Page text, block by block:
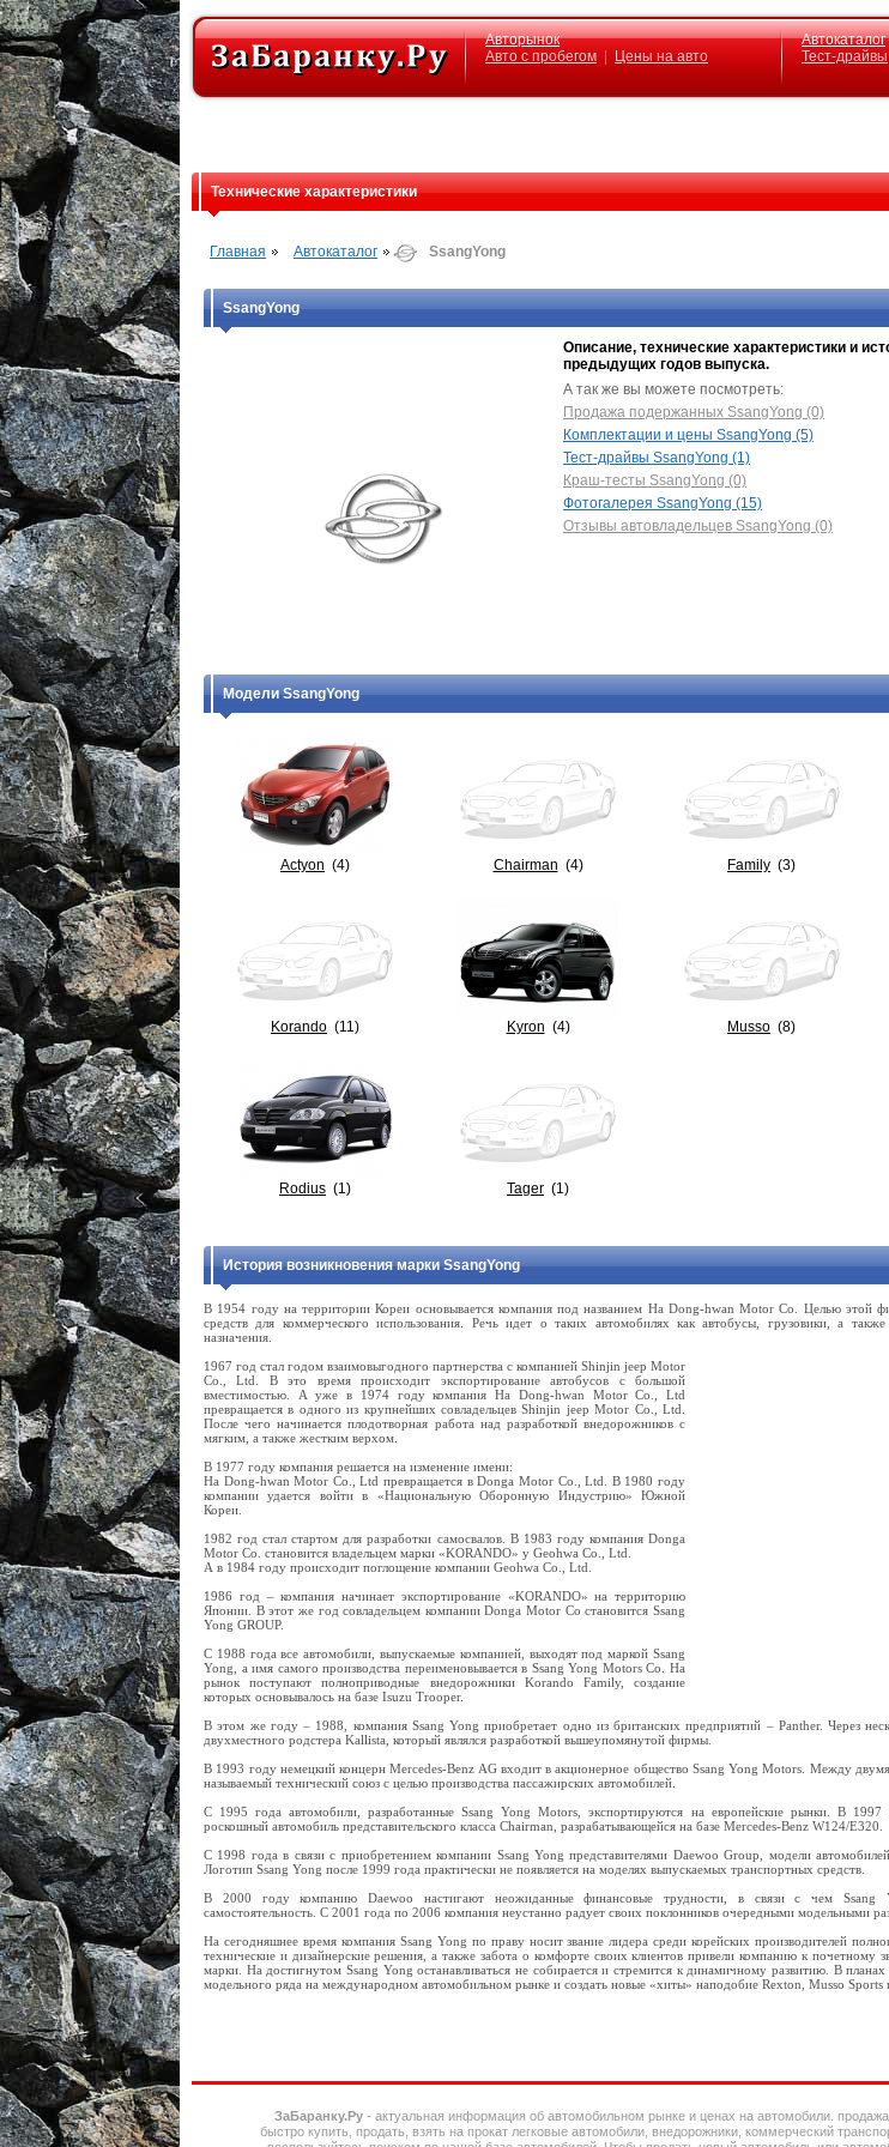
Авторынок
Авто с пробегом
Цены на авто
Автокаталог
Тест-драйвы
Технические характеристики
Главная Автокаталог SsangYong
SsangYong
Описание, технические характеристики и
предыдущих годов выпуска.
А так же вы можете посмотреть:
Продажа подержанных SsangYong (0)
Комплектации и цены SsangYong (5)
Тест-драйвы SsangYong (1)
Краш-тесты SsangYong (0)
Фотогалерея SsangYong (15)
Отзывы автовладельцев SsangYong (0)
Модели SsangYong
Actyon (4) Chairman (4) Family (3)
Korando (11) Kyron (4) Musso (8)
Rodius (1) Tager (1)
История возникновения марки SsangYong
В 1954 году на территории Кореи основывается компания под названием Ha Dong-hwan Motor Co. Целью этой
средств для коммерческого использования. Речь идет о таких автомобилях как автобусы, грузовики, а
назначения.
1967 год стал годом взаимовыгодного партнерства с компанией Shinjin jeep Motor
Co., Ltd. В это время происходит экспортирование автобусов с большой
вместимостью. А уже в 1974 году компания Ha Dong-hwan Motor Co., Ltd
превращается в одного из крупнейших совладельцев Shinjin jeep Motor Co., Ltd.
После чего начинается плодотворная работа над разработкой внедорожников с
мягким, а также жестким верхом.
В 1977 году компания решается на изменение имени:
Ha Dong-hwan Motor Co., Ltd превращается в Donga Motor Co., Ltd. В 1980 году
компании удается войти в «Национальную Оборонную Индустрию» Южной
Кореи.
1982 год стал стартом для разработки самосвалов. В 1983 году компания Donga
Motor Co. становится владельцем марки «KORANDO» у Geohwa Co., Ltd.
А в 1984 году происходит поглощение компании Geohwa Co., Ltd.
1986 год – компания начинает экспортирование «KORANDO» на территорию
Японии. В этот же год совладельцем компании Donga Motor Co становится Ssang
Yong GROUP.
С 1988 года все автомобили, выпускаемые компанией, выходят под маркой Ssang
Yong, а имя самого производства переименовывается в Ssang Yong Motors Co. На
рынок поступают полноприводные внедорожники Korando Family, создание
которых основывалось на базе Isuzu Trooper.
В этом же году – 1988, компания Ssang Yong приобретает одно из британских предприятий – Panther. Через
двухместного родстера Kallista, который являлся разработкой вышеупомянутой фирмы.
В 1993 году немецкий концерн Mercedes-Benz AG входит в акционерное общество Ssang Yong Motors. Между
называемый технический союз с целью производства пассажирских автомобилей.
С 1995 года автомобили, разработанные Ssang Yong Motors, экспортируются на европейские рынки. В 1997
роскошный автомобиль представительского класса Chairman, разрабатывающейся на базе Mercedes-Benz W124/E320.
С 1998 года в связи с приобретением компании Ssang Yong представителями Daewoo Group, модели
Логотип Ssang Yong после 1999 года практически не появляется на моделях выпускаемых транспортных средств.
В 2000 году компанию Daewoo настигают неожиданные финансовые трудности, в связи с чем Ssang
самостоятельность. С 2001 года по 2006 компания неустанно радует своих поклонников очередными модельными
На сегодняшнее время компания Ssang Yong по праву носит звание лидера среди корейских производителей
технические и дизайнерские решения, а также забота о комфорте своих клиентов привели компанию к почетному
марки. На достигнутом Ssang Yong останавливаться не собирается и стремится к динамичному развитию. В
модельного ряда на международном автомобильном рынке и создать новые «хиты» наподобие Rexton, Musso Sports
ЗаБаранку.Ру- актуальная информация об автомобильном рынке и ценах на автомобили.
быстро купить, продать, взять на прокат легковые автомобили, внедорожники, коммерческий